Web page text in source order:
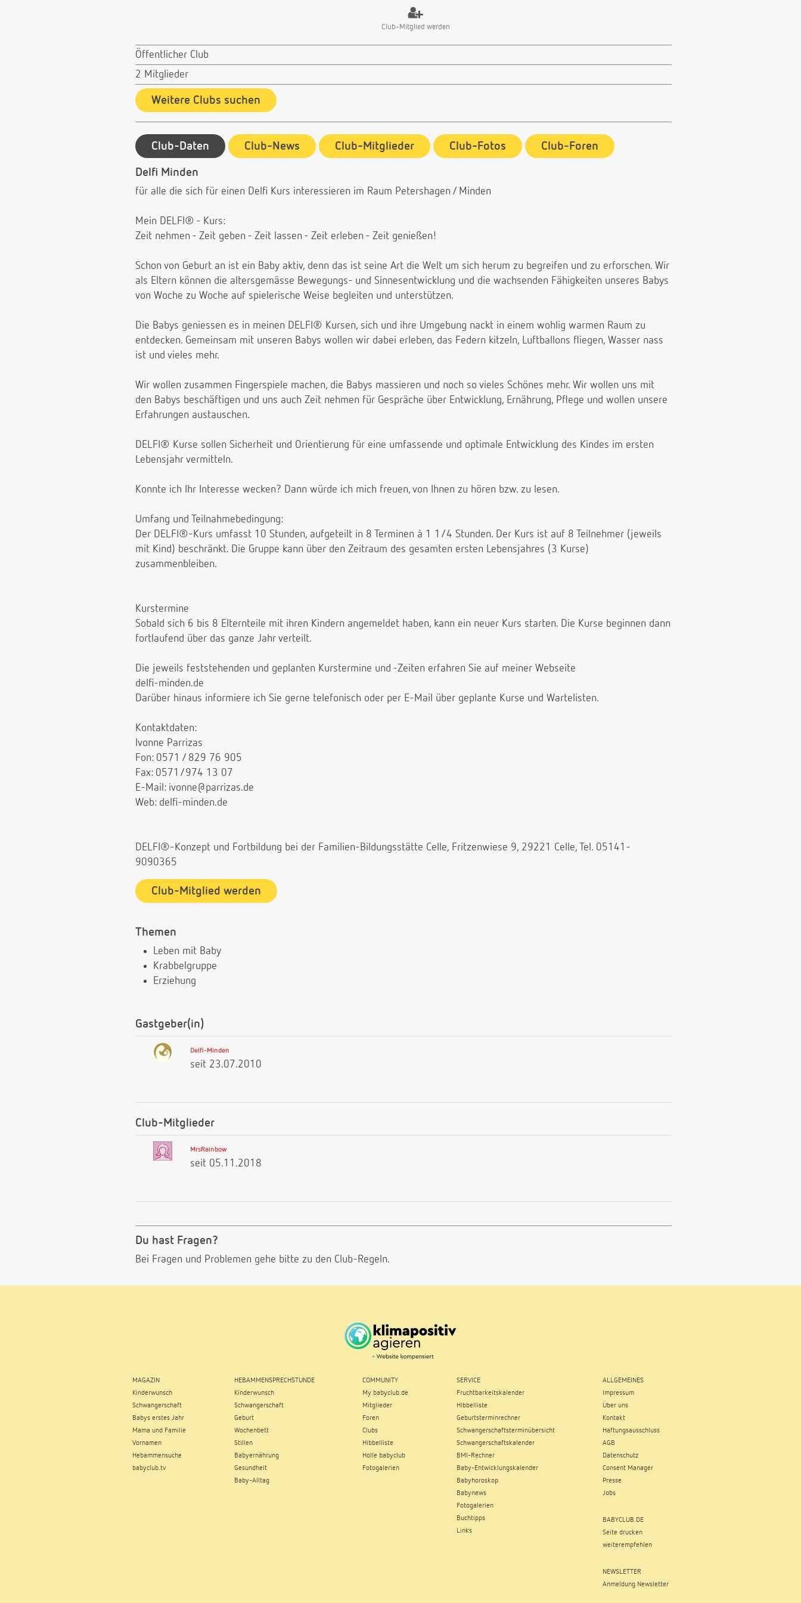
Club-Mitglied werden
Öffentlicher Club
2 Mitglieder
Weitere Clubs suchen
Club-Daten Club-News Club-Mitglieder Club-Fotos Club-Foren
Delfi Minden
für alle die sich für einen Delfi Kurs interessieren im Raum Petershagen / Minden
Mein DELFI® - Kurs:
Zeit nehmen - Zeit geben - Zeit lassen - Zeit erleben - Zeit genießen!
Schon von Geburt an ist ein Baby aktiv, denn das ist seine Art die Welt um sich herum zu begreifen und zu erforschen. Wir
als Eltern können die altersgemässe Bewegungs- und Sinnesentwicklung und die wachsenden Fähigkeiten unseres Babys
von Woche zu Woche auf spielerische Weise begleiten und unterstützen.
Die Babys geniessen es in meinen DELFI® Kursen, sich und ihre Umgebung nackt in einem wohlig warmen Raum zu
entdecken. Gemeinsam mit unseren Babys wollen wir dabei erleben, das Federn kitzeln, Luftballons fliegen, Wasser nass
ist und vieles mehr.
Wir wollen zusammen Fingerspiele machen, die Babys massieren und noch so vieles Schönes mehr. Wir wollen uns mit
den Babys beschäftigen und uns auch Zeit nehmen für Gespräche über Entwicklung, Ernährung, Pflege und wollen unsere
Erfahrungen austauschen.
DELFI® Kurse sollen Sicherheit und Orientierung für eine umfassende und optimale Entwicklung des Kindes im ersten
Lebensjahr vermitteln.
Konnte ich Ihr Interesse wecken? Dann würde ich mich freuen, von Ihnen zu hören bzw. zu lesen.
Umfang und Teilnahmebedingung:
Der DELFI®-Kurs umfasst 10 Stunden, aufgeteilt in 8 Terminen à 1 1/4 Stunden. Der Kurs ist auf 8 Teilnehmer (jeweils
mit Kind) beschränkt. Die Gruppe kann über den Zeitraum des gesamten ersten Lebensjahres (3 Kurse)
zusammenbleiben.
Kurstermine
Sobald sich 6 bis 8 Elternteile mit ihren Kindern angemeldet haben, kann ein neuer Kurs starten. Die Kurse beginnen dann
fortlaufend über das ganze Jahr verteilt.
Die jeweils feststehenden und geplanten Kurstermine und -Zeiten erfahren Sie auf meiner Webseite
delfi-minden.de
Darüber hinaus informiere ich Sie gerne telefonisch oder per E-Mail über geplante Kurse und Wartelisten.
Kontaktdaten:
Ivonne Parrizas
Fon: 0571 / 829 76 905
Fax: 0571/974 13 07
E-Mail: ivonne@parrizas.de
Web: delfi-minden.de
DELFI®-Konzept und Fortbildung bei der Familien-Bildungsstätte Celle, Fritzenwiese 9, 29221 Celle, Tel. 05141-
9090365
Club-Mitglied werden
Themen
Leben mit Baby
Krabbelgruppe
Erziehung
Gastgeber(in)
Delfi-Minden
seit 23.07.2010
Club-Mitglieder
MrsRainbow
seit 05.11.2018
Du hast Fragen?
Bei Fragen und Problemen gehe bitte zu den Club-Regeln.
MAGAZIN
Kinderwunsch
Schwangerschaft
Babys erstes Jahr
Mama und Familie
Vornamen
Hebammensuche
babyclub.tv
HEBAMMENSPRECHSTUNDE
Kinderwunsch
Schwangerschaft
Geburt
Wochenbett
Stillen
Babyernährung
Gesundheit
Baby-Alltag
COMMUNITY
My babyclub.de
Mitglieder
Foren
Clubs
Hibbelliste
Holle babyclub
Fotogalerien
SERVICE
Fruchtbarkeitskalender
Hibbelliste
Geburtsterminrechner
Schwangerschaftsterminübersicht
Schwangerschaftskalender
BMI-Rechner
Baby-Entwicklungskalender
Babyhoroskop
Babynews
Fotogalerien
Buchtipps
Links
ALLGEMEINES
Impressum
Über uns
Kontakt
Haftungsausschluss
AGB
Datenschutz
Consent Manager
Presse
Jobs
BABYCLUB.DE
Seite drucken
weiterempfehlen
NEWSLETTER
Anmeldung Newsletter